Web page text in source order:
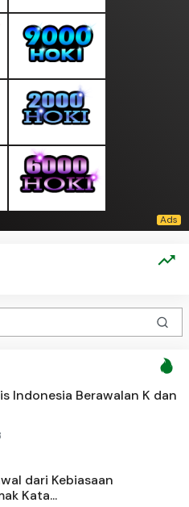
Indonesia Berawalan K dan
dari Kebiasaan
Kata...